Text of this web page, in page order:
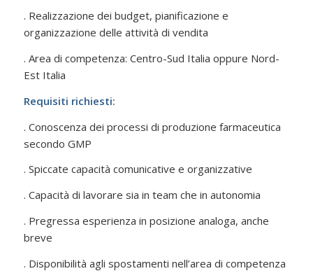
. Realizzazione dei budget, pianificazione e
organizzazione delle attività di vendita
. Area di competenza: Centro-Sud Italia oppure Nord-
Est Italia
Requisiti richiesti:
. Conoscenza dei processi di produzione farmaceutica
secondo GMP
. Spiccate capacità comunicative e organizzative
. Capacità di lavorare sia in team che in autonomia
. Pregressa esperienza in posizione analoga, anche
breve
. Disponibilità agli spostamenti nell’area di competenza